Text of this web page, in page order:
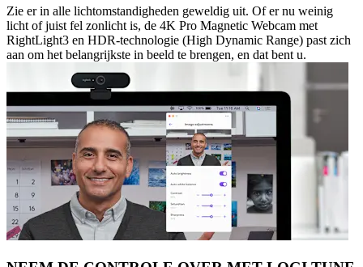
Zie er in alle lichtomstandigheden geweldig uit. Of er nu weinig
licht of juist fel zonlicht is, de 4K Pro Magnetic Webcam met
RightLight3 en HDR-technologie (High Dynamic Range) past zich
aan om het belangrijkste in beeld te brengen, en dat bent u.